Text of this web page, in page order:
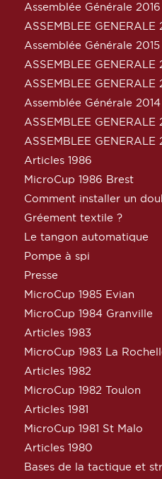
Assemblée Générale 2016
ASSEMBLEE GENERALE
Assemblée Générale 2015
ASSEMBLEE GENERALE
ASSEMBLEE GENERALE
Assemblée Générale 2014
ASSEMBLEE GENERALE
ASSEMBLEE GENERALE
Articles 1986
MicroCup 1986 Brest
Comment installer un
Gréement textile ?
Le tangon automatique
Pompe à spi
Presse
MicroCup 1985 Evian
MicroCup 1984 Granville
Articles 1983
MicroCup 1983 La
Articles 1982
MicroCup 1982 Toulon
Articles 1981
MicroCup 1981 St Malo
Articles 1980
Bases de la tactique et